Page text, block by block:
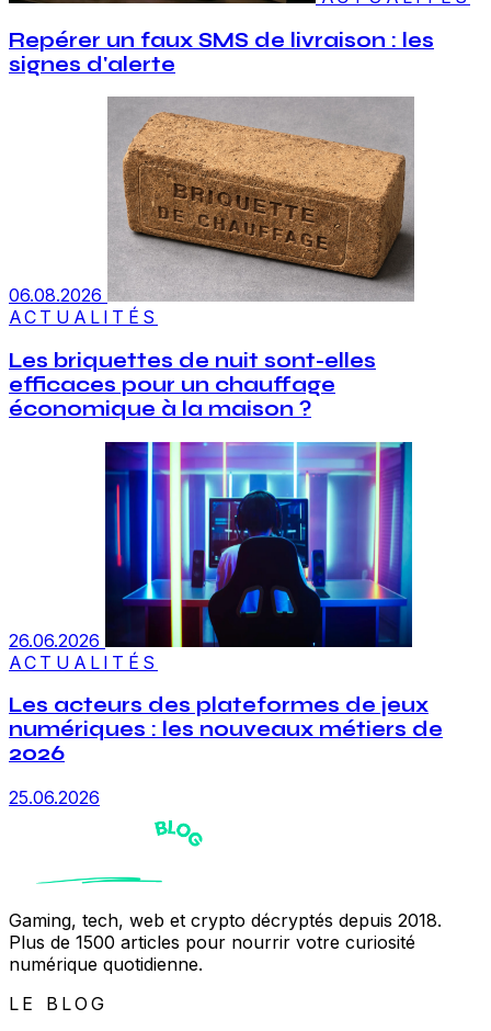
Repérer un faux SMS de livraison : les
signes d'alerte
06.08.2026
ACTUALITÉS
Les briquettes de nuit sont-elles
efficaces pour un chauffage
économique à la maison ?
26.06.2026
ACTUALITÉS
Les acteurs des plateformes de jeux
numériques : les nouveaux métiers de
2026
25.06.2026
Gaming, tech, web et crypto décryptés depuis 2018.
Plus de 1500 articles pour nourrir votre curiosité
numérique quotidienne.
LE BLOG